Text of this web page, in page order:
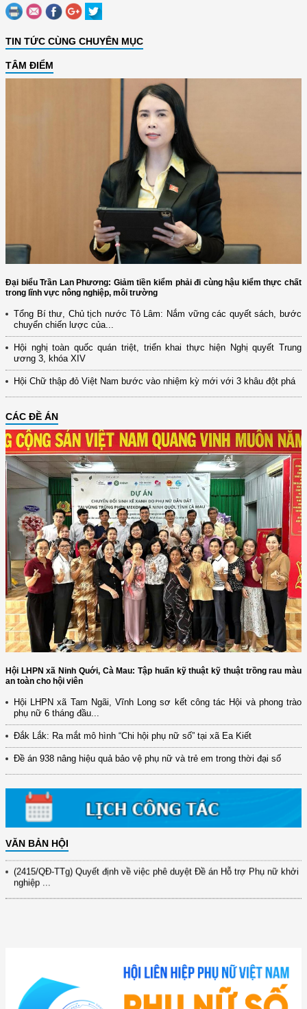
TIN TỨC CÙNG CHUYÊN MỤC
TÂM ĐIỂM
Đại biểu Trần Lan Phương: Giảm tiền kiểm phải đi cùng hậu kiểm thực chất
trong lĩnh vực nông nghiệp, môi trường
Tổng Bí thư, Chủ tịch nước Tô Lâm: Nắm vững các quyết sách, bước
chuyển chiến lược của...
Hội nghị toàn quốc quán triệt, triển khai thực hiện Nghị quyết Trung
ương 3, khóa XIV
Hội Chữ thập đỏ Việt Nam bước vào nhiệm kỳ mới với 3 khâu đột phá
CÁC ĐỀ ÁN
Hội LHPN xã Ninh Quới, Cà Mau: Tập huấn kỹ thuật kỹ thuật trồng rau màu
an toàn cho hội viên
Hội LHPN xã Tam Ngãi, Vĩnh Long sơ kết công tác Hội và phong trào
phụ nữ 6 tháng đầu...
Đắk Lắk: Ra mắt mô hình “Chi hội phụ nữ số” tại xã Ea Kiết
Đề án 938 nâng hiệu quả bảo vệ phụ nữ và trẻ em trong thời đại số
VĂN BẢN HỘI
(12/TB-HĐKH) V/v đăng ký, đề xuất nhiệm vụ Khoa học, công nghệ và
đổi mới ...
(898/KH/ĐCT) Kế hoạch thực hiện Quyết định số 2415/QĐ-TTg ngày
(417/QĐ-BNNMT) Quyết định phê duyệt Chương trình mục tiêu quốc gia
xây dựng ...
(891/KH-ĐCT) Kế hoạch thực hiện Nghị quyết số 72-NQ/TW ngày
(2415/QĐ-TTg) Quyết định về việc phê duyệt Đề án Hỗ trợ Phụ nữ khởi
nghiệp ...